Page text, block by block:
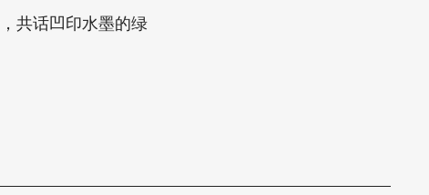
，共话凹印水墨的绿